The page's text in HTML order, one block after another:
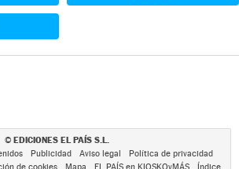
© EDICIONES EL PAÍS S.L.
Publicidad Aviso legal
Política de privacidad